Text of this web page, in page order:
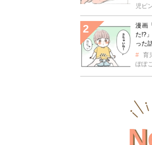
児ピ
漫画
た!?
った
育
ぽぽ